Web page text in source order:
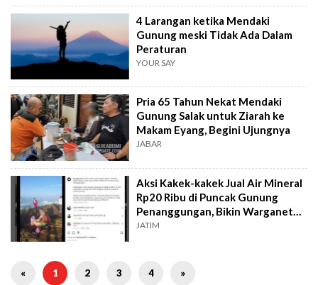
4 Larangan ketika Mendaki
Gunung meski Tidak Ada Dalam
Peraturan
YOUR SAY
Pria 65 Tahun Nekat Mendaki
Gunung Salak untuk Ziarah ke
Makam Eyang, Begini Ujungnya
JABAR
Aksi Kakek-kakek Jual Air Mineral
Rp20 Ribu di Puncak Gunung
Penanggungan, Bikin Warganet
Salut; Murah Banget
JATIM
« 1 2 3 4 »